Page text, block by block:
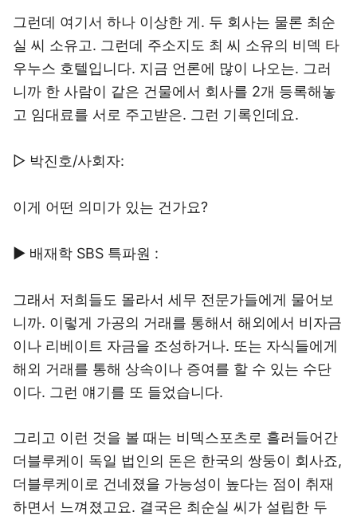
그런데 여기서 하나 이상한 게. 두 회사는 물론 최순
실 씨 소유고. 그런데 주소지도 최 씨 소유의 비덱 타
우누스 호텔입니다. 지금 언론에 많이 나오는. 그러
니까 한 사람이 같은 건물에서 회사를 2개 등록해놓
고 임대료를 서로 주고받은. 그런 기록인데요.
▷ 박진호/사회자:
이게 어떤 의미가 있는 건가요?
▶ 배재학 SBS 특파원 :
그래서 저희들도 몰라서 세무 전문가들에게 물어보
니까. 이렇게 가공의 거래를 통해서 해외에서 비자금
이나 리베이트 자금을 조성하거나. 또는 자식들에게
해외 거래를 통해 상속이나 증여를 할 수 있는 수단
이다. 그런 얘기를 또 들었습니다.
그리고 이런 것을 볼 때는 비덱스포츠로 흘러들어간
더블루케이 독일 법인의 돈은 한국의 쌍둥이 회사죠,
더블루케이로 건네졌을 가능성이 높다는 점이 취재
하면서 느껴졌고요. 결국은 최순실 씨가 설립한 두